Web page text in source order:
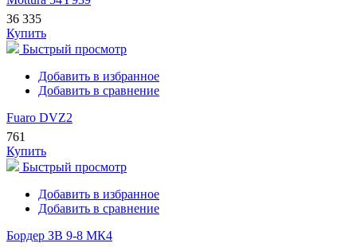
36 335
Купить
Быстрый просмотр
Добавить в избранное
Добавить в сравнение
Fuaro DVZ2
761
Купить
Быстрый просмотр
Добавить в избранное
Добавить в сравнение
Бордер ЗВ 9-8 МК4